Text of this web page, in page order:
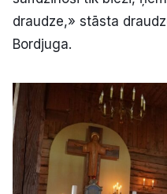
draudze,» stāsta
Bordjuga.